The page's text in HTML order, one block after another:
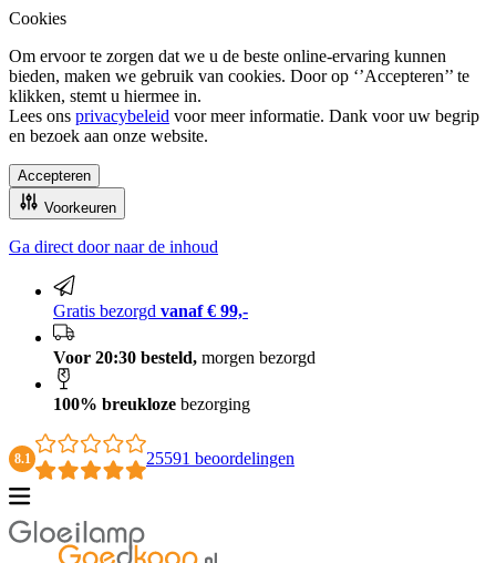
Cookies
Om ervoor te zorgen dat we u de beste online-ervaring kunnen
bieden, maken we gebruik van cookies. Door op ‘’Accepteren’’ te
klikken, stemt u hiermee in.
Lees ons privacybeleid voor meer informatie. Dank voor uw begrip
en bezoek aan onze website.
Accepteren
Voorkeuren
100% breukloze bezorging
Ga direct door naar de inhoud
Gratis bezorgd vanaf € 99,-
Voor 20:30 besteld, morgen bezorgd
100% breukloze bezorging
8.1 25591 beoordelingen